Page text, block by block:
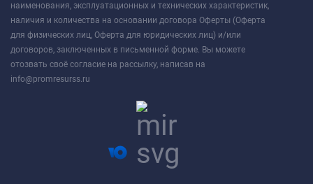
наименования, эксплуатационных и технических характеристик,
наличия и количества на основании договора Оферты (Оферта
для физических лиц, Оферта для юридических лиц) и/или
договоров, заключенных в письменной форме. Вы можете
отозвать своё согласие на рассылку, написав на
info@promresurss.ru